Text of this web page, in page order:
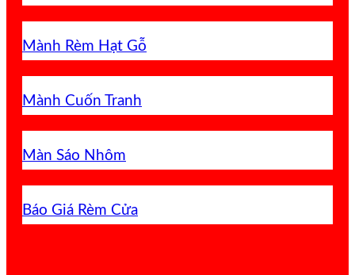
Mành Rèm Hạt Gỗ
Mành Cuốn Tranh
Màn Sáo Nhôm
Báo Giá Rèm Cửa